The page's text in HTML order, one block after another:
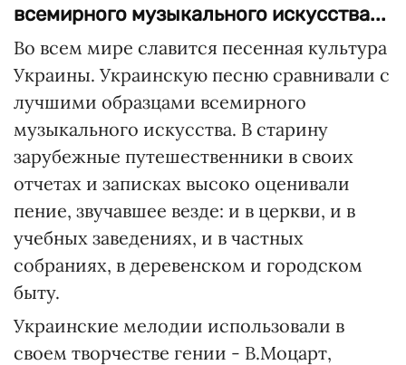
всемирного музыкального искусства...
Во всем мире славится песенная культура
Украины. Украинскую песню сравнивали с
лучшими образцами всемирного
музыкального искусства. В старину
зарубежные путешественники в своих
отчетах и записках высоко оценивали
пение, звучавшее везде: и в церкви, и в
учебных заведениях, и в частных
собраниях, в деревенском и городском
быту.
Украинские мелодии использовали в
своем творчестве гении - В.Моцарт,